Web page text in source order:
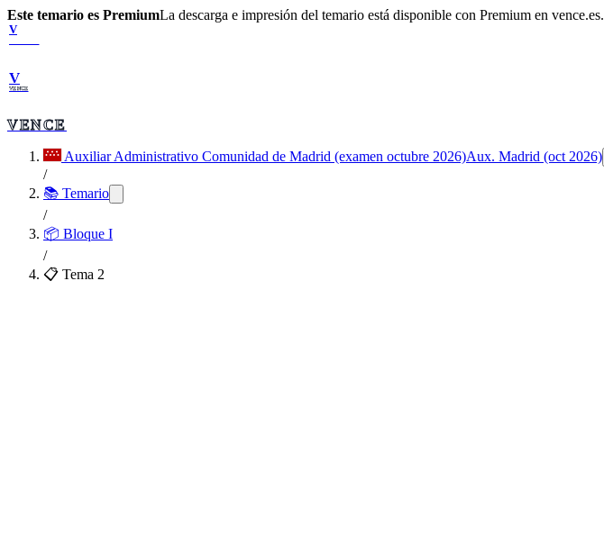
Este temario es PremiumLa descarga e impresión del temario está disponible con Premium en vence.es.
V
V
VENCE
VENCE
Auxiliar Administrativo Comunidad de Madrid (examen octubre 2026)Aux. Madrid (oct 2026)
/
📚 Temario
/
📦 Bloque I
/
📋 Tema 2